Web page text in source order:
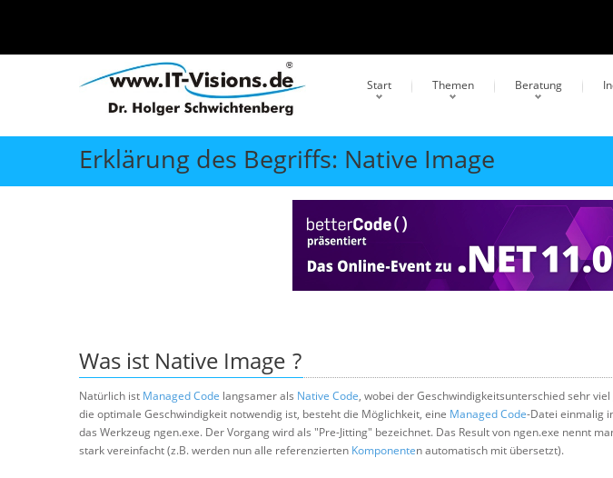
Start Themen Beratung
Erklärung des Begriffs: Native Image
Was ist Native Image ?
Natürlich ist Managed Code langsamer als Native Code, wobei der Geschwindigkeitsunterschied sehr
die optimale Geschwindigkeit notwendig ist, besteht die Möglichkeit, eine Managed Code-Datei einmalig
das Werkzeug ngen.exe. Der Vorgang wird als "Pre-Jitting" bezeichnet. Das Result von ngen.exe nennt
stark vereinfacht (z.B. werden nun alle referenzierten Komponenten automatisch mit übersetzt).